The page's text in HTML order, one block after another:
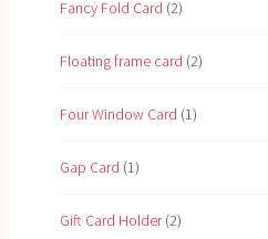
Fancy Fold Card (2)
Floating frame card (2)
Four Window Card (1)
Gap Card (1)
Gift Card Holder(2)